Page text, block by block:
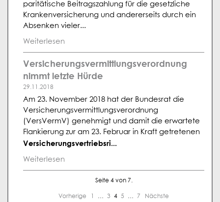
paritätische Beitragszahlung für die gesetzliche
Krankenversicherung und andererseits durch ein
Absenken vieler...
Weiterlesen
Versicherungsvermittlungsverordnung
nimmt letzte Hürde
29.11.2018
Am 23. November 2018 hat der Bundesrat die
Versicherungsvermittlungsverordnung
(VersVermV) genehmigt und damit die erwartete
Flankierung zur am 23. Februar in Kraft getretenen
Versicherungsvertriebsri...
Weiterlesen
Seite 4 von 7.
Vorherige … 3 4 5 … 7 Nächste